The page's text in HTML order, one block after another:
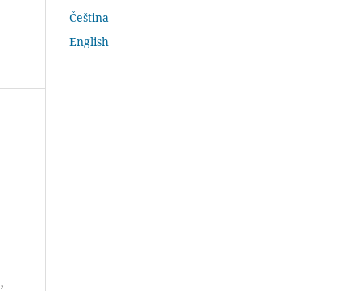
Čeština
English